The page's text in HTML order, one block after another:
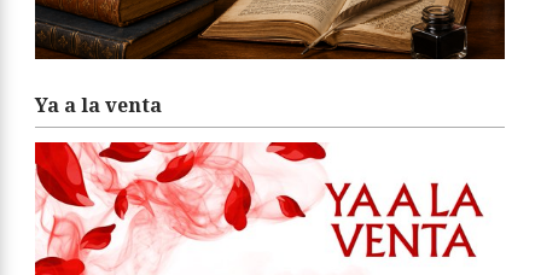
Ya a la venta